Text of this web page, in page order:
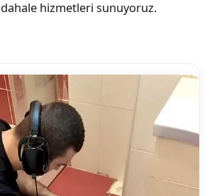
hizmetleri sunuyoruz.